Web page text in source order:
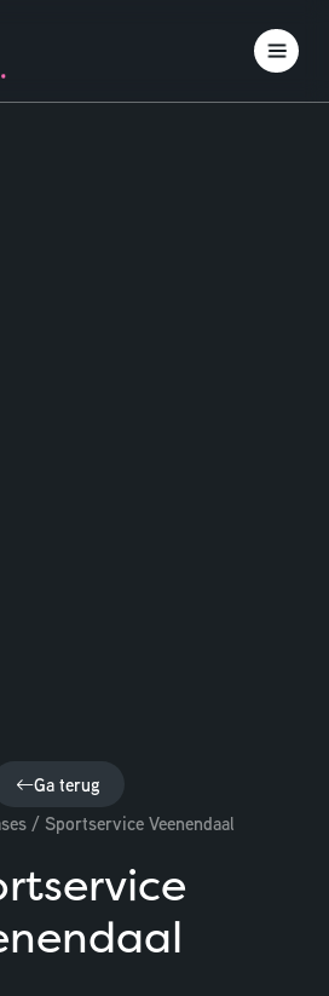
Ga terug
/ Sportservice Veenendaal